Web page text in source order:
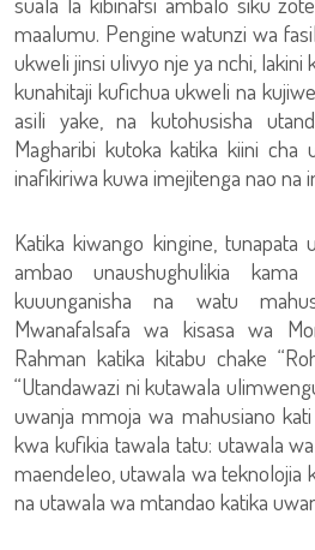
maalumu. Pengine watunzi wa
ukweli jinsi ulivyo nje ya nchi,
kunahitaji kufichua ukweli na
asili yake, na kutohusisha
Magharibi kutoka katika kiini cha
inafikiriwa kuwa imejitenga nao na
Katika kiwango kingine, tunapata
ambao unaushughulikia
kuuunganisha na watu
Mwanafalsafa wa kisasa wa
Rahman katika kitabu chake
“Utandawazi ni kutawala
uwanja mmoja wa mahusiano
kwa kufikia tawala tatu: utawala
maendeleo, utawala wa teknolojia
na utawala wa mtandao katika